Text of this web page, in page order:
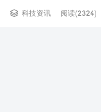
 科技资讯 阅读(2324)